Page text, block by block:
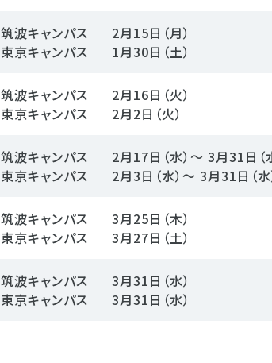
筑波キャンパス
2月15日（月）
東京キャンパス
1月30日（土）
筑波キャンパス
2月16日（火）
東京キャンパス
2月2日（火）
筑波キャンパス
2月17日（水）～ 3月31日（
東京キャンパス
2月3日（水）～ 3月31日（水
筑波キャンパス
3月25日（木）
東京キャンパス
3月27日（土）
筑波キャンパス
3月31日（水）
東京キャンパス
3月31日（水）